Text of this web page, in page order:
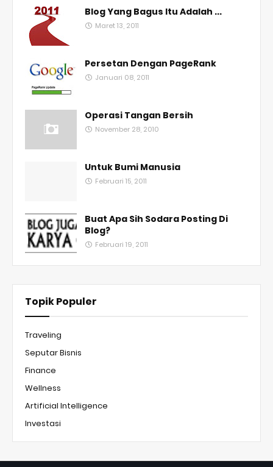
Blog Yang Bagus Itu Adalah ...
Maret 13, 2011
Persetan Dengan PageRank
Januari 08, 2011
Operasi Tangan Bersih
November 28, 2010
Untuk Bumi Manusia
Februari 15, 2011
Buat Apa Sih Sodara Posting Di
Blog?
Februari 19, 2011
Topik Populer
Traveling
Seputar Bisnis
Finance
Wellness
Artificial Intelligence
Investasi